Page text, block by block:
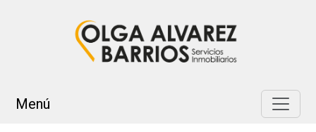
Miramar AR
Menú